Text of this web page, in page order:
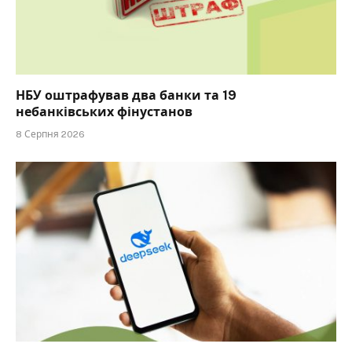
НБУ оштрафував два банки та 19
небанківських фінустанов
8 Серпня 2026